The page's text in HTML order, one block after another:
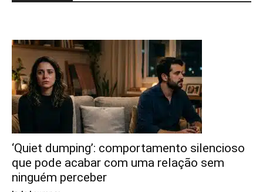
‘Quiet dumping’: comportamento silencioso
que pode acabar com uma relação sem
ninguém perceber